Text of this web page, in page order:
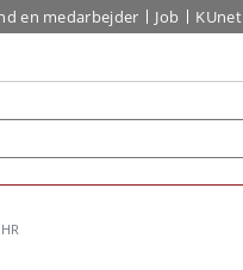
en medarbejder Job KUnet
HR